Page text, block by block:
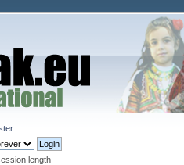
.
length